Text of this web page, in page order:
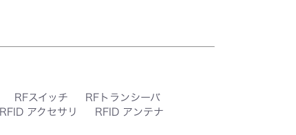
RFスイッチ
RFトランシーバ
RFID アクセサリ
RFID アンテナ